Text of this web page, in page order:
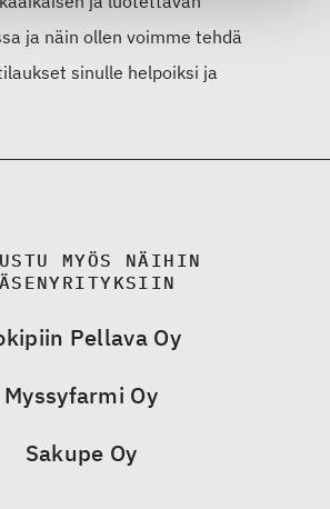
ja näin ollen voimme tehdä
sinulle helpoiksi ja
MYÖS NÄIHIN
Pellava Oy
Myssyfarmi Oy
Sakupe Oy